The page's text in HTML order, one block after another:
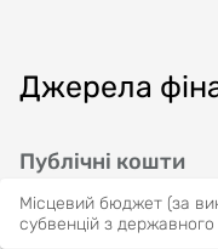
Джерела
Публічні кошти
Місцевий бюджет (за
субвенцій з